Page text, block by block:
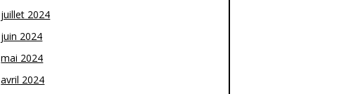
juillet 2024
juin 2024
mai 2024
avril 2024